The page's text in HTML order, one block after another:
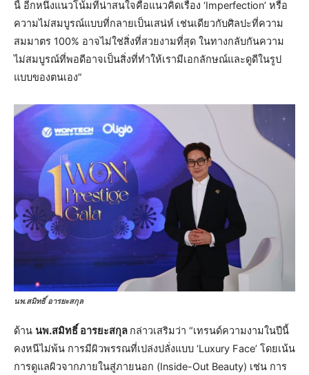
นี้ อีกหนึ่งแนวโน้มที่น่าสนใจคือแนวคิดเรื่อง ‘Imperfection’ หรือ
ความไม่สมบูรณ์แบบที่กลายเป็นเสน่ห์ เช่นเดียวกับศิลปะที่ความ
สมมาตร 100% อาจไม่ใช่สิ่งที่สวยงามที่สุด ในทางกลับกันความ
ไม่สมบูรณ์ที่พอดีอาจเป็นสิ่งที่ทำให้เรามีเอกลักษณ์และดูดีในรูป
แบบของตนเอง”
นพ.สมิทธิ์ อารยะสกุล
ด้าน นพ.สมิทธิ์ อารยะสกุล กล่าวเสริมว่า “เทรนด์ความงามในปีนี้
คงหนีไม่พ้น การมีผิวพรรณที่เปล่งปลั่งแบบ ‘Luxury Face’ โดยเน้น
การดูแลผิวจากภายในสู่ภายนอก (Inside-Out Beauty) เช่น การ